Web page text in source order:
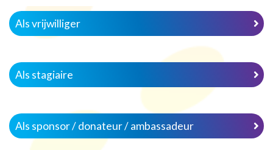
Als vrijwilliger
Als stagiaire
Als sponsor / donateur / ambassadeur